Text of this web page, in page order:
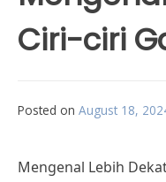
Ciri-ciri
Posted on August 18,
Mengenal Lebih